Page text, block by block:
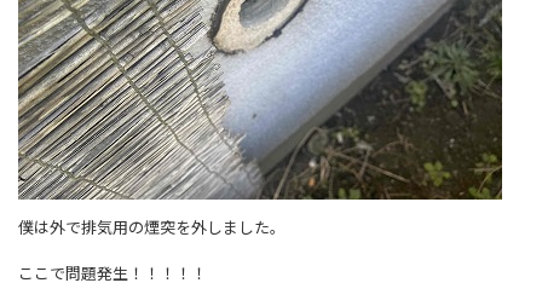
僕は外で排気用の煙突を外しました。
ここで問題発生！！！！！